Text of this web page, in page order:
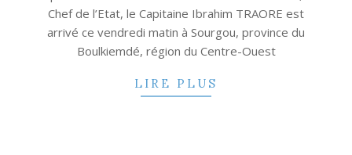
Chef de l’Etat, le Capitaine Ibrahim TRAORE est
arrivé ce vendredi matin à Sourgou, province du
Boulkiemdé, région du Centre-Ouest
LIRE PLUS